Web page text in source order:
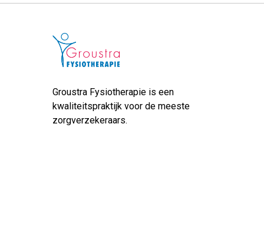
Groustra Fysiotherapie is een
kwaliteitspraktijk voor de meeste
zorgverzekeraars.